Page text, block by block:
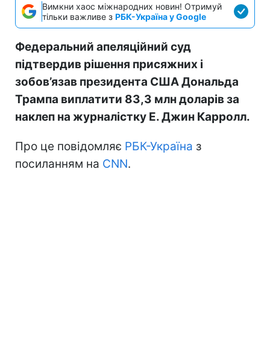
Вимкни хаос міжнародних новин! Отримуй
тільки важливе з РБК-Україна у Google
Федеральний апеляційний суд
підтвердив рішення присяжних і
зобов’язав президента США Дональда
Трампа виплатити 83,3 млн доларів за
наклеп на журналістку Е. Джин Карролл.
Про це повідомляє РБК-Україна з
посиланням на СNN.